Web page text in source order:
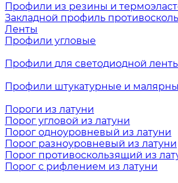
Профили из резины и
Закладной профиль
Ленты
Профили угловые
Профили для светодиодной
Профили штукатурные и
Пороги из латуни
Порог угловой из латуни
Порог одноуровневый из латуни
Порог разноуровневый из латуни
Порог противоскользящий из
Порог с рифлением из латуни